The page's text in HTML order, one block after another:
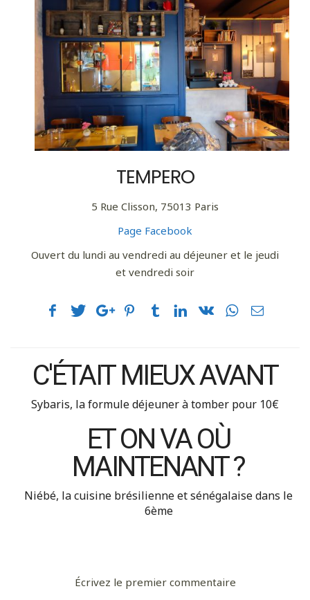
TEMPERO
5 Rue Clisson, 75013 Paris
Page Facebook
Ouvert du lundi au vendredi au déjeuner et le jeudi
et vendredi soir
C'ÉTAIT MIEUX AVANT
Sybaris, la formule déjeuner à tomber pour 10€
ET ON VA OÙ
MAINTENANT ?
Niébé, la cuisine brésilienne et sénégalaise dans le
6ème
Écrivez le premier commentaire